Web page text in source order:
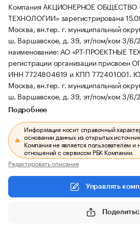
Компания АКЦИОНЕРНОЕ ОБЩЕСТВО
ТЕХНОЛОГИИ» зарегистрирована
Москва, вн.тер. г. муниципальный
ш. Варшавское, д. 39, эт/пом/ком 3/6/
наименование: АО «РТ-ПРОЕКТНЫЕ
регистрации организации присвоен
ИНН 7724804619 и КПП 772401001.
Москва, вн.тер. г. муниципальный
ш. Варшавское, д. 39, эт/пом/ком 3/6/
Подробнее
Информация носит справочный
основании данных из открытых
Компания не является пользователем и
отношений с сервисом РБК Компании.
Редактировать описание
Управлять